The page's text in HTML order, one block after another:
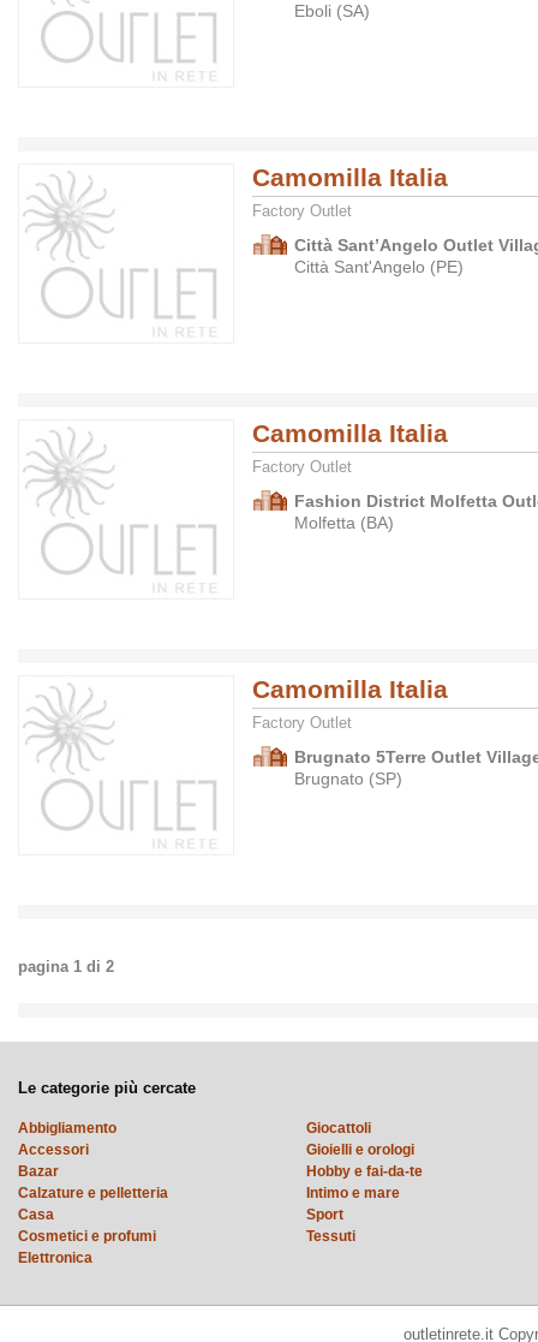
Eboli (SA)
Camomilla Italia
Factory Outlet
Città Sant’Angelo Outlet
Città Sant'Angelo (PE)
Camomilla Italia
Factory Outlet
Fashion District Molfetta
Molfetta (BA)
Camomilla Italia
Factory Outlet
Brugnato 5Terre Outlet
Brugnato (SP)
pagina 1 di 2
Le categorie più cercate
Abbigliamento
Accessori
Bazar
Calzature e pelletteria
Casa
Cosmetici e profumi
Elettronica
Giocattoli
Gioielli e orologi
Hobby e fai-da-te
Intimo e mare
Sport
Tessuti
outletinrete.it